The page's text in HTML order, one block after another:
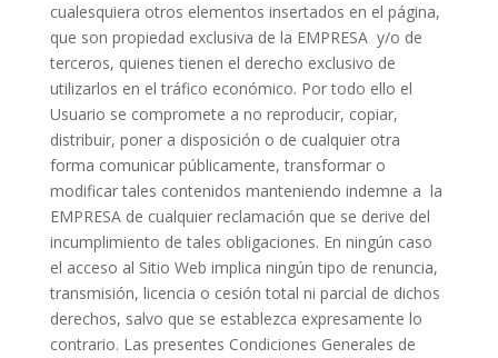
cualesquiera otros elementos insertados en el página,
que son propiedad exclusiva de la EMPRESA y/o de
terceros, quienes tienen el derecho exclusivo de
utilizarlos en el tráfico económico. Por todo ello el
Usuario se compromete a no reproducir, copiar,
distribuir, poner a disposición o de cualquier otra
forma comunicar públicamente, transformar o
modificar tales contenidos manteniendo indemne a la
EMPRESA de cualquier reclamación que se derive del
incumplimiento de tales obligaciones. En ningún caso
el acceso al Sitio Web implica ningún tipo de renuncia,
transmisión, licencia o cesión total ni parcial de dichos
derechos, salvo que se establezca expresamente lo
contrario. Las presentes Condiciones Generales de